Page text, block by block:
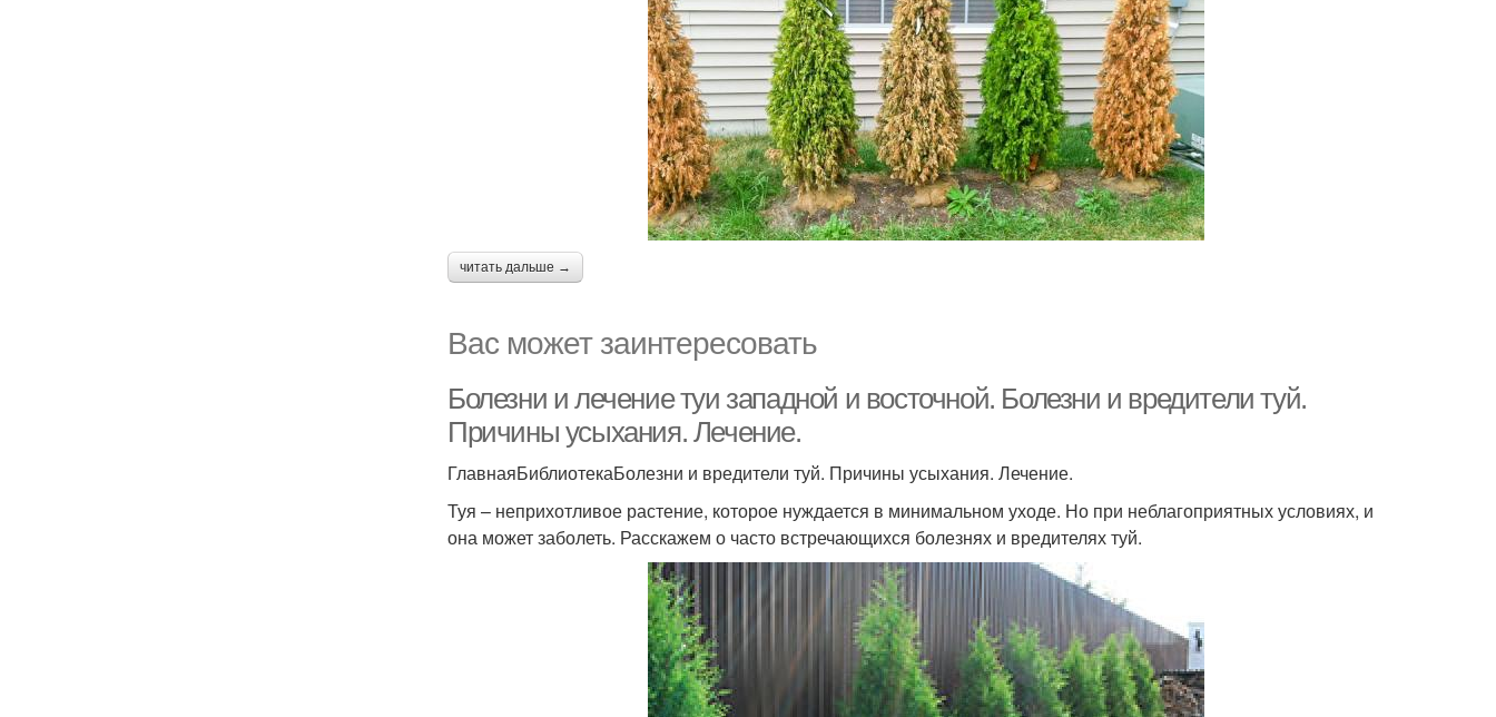
читать дальше →
Вас может заинтересовать
Болезни и лечение туи западной и восточной. Болезни и вредители туй.
Причины усыхания. Лечение.
ГлавнаяБиблиотекаБолезни и вредители туй. Причины усыхания. Лечение.
Туя – неприхотливое растение, которое нуждается в минимальном уходе. Но при неблагоприятных условиях, и
она может заболеть. Расскажем о часто встречающихся болезнях и вредителях туй.